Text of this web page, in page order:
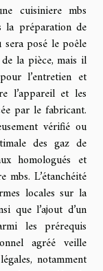
cuisiniere mbs
la préparation de
sera posé le poêle
la pièce, mais il
l’entretien et
l’appareil et les
par le fabricant.
vérifié ou
des gaz de
homologués et
L’étanchéité
locales sur la
que l’ajout d’un
les prérequis
agréé veille
notamment